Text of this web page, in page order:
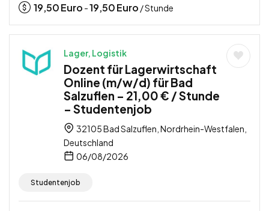
19,50Euro -19,50Euro / Stunde
Lager, Logistik
Dozent für Lagerwirtschaft
Online (m/w/d) für Bad
Salzuflen – 21,00 € / Stunde
– Studentenjob
32105 Bad Salzuflen, Nordrhein-Westfalen,
Deutschland
06/08/2026
Studentenjob